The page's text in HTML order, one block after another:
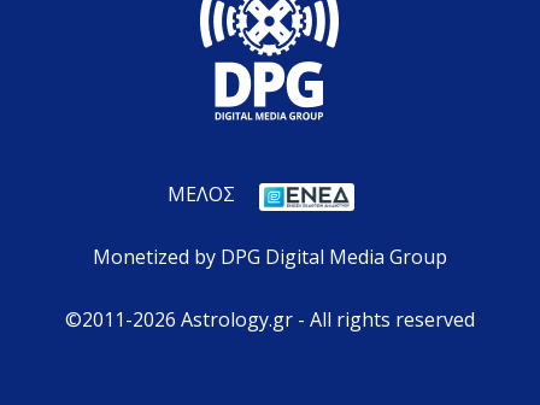
ΜΕΛΟΣ
Monetized by DPG Digital Media Group
©2011-2026 Astrology.gr - All rights reserved